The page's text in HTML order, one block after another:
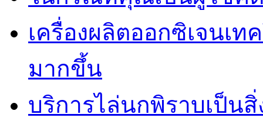
เครื่องผลิตออกซิเจนเ
มากขึ้น
บริการไล่นกพิราบเป็น